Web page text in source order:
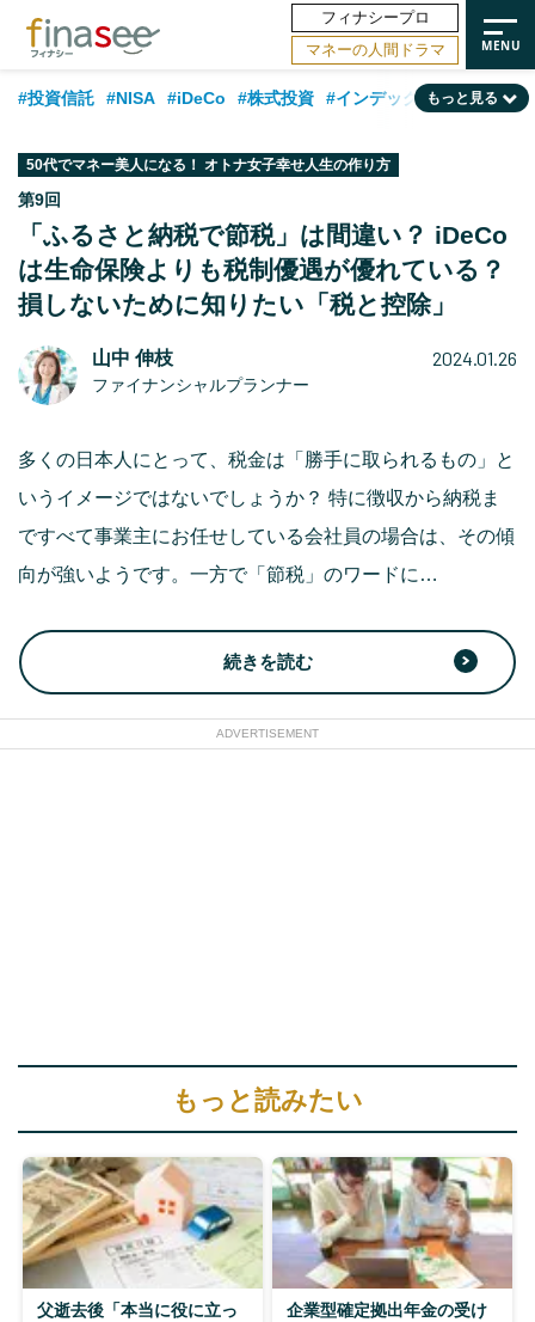
フィナシープロ
マネーの人間ドラマ
#投資信託 #NISA #iDeCo #株式投資 #インデックスファンド
#日本株
#資産運用業界 #老後 #海外事情 #積立投資
#フィナンシャル・ウェルビーイング #データ・調査 #国内株式型
もっと見る
50代でマネー美人になる！ オトナ女子幸せ人生の作り方
第9回
「ふるさと納税で節税」は間違い？ iDeCo
は生命保険よりも税制優遇が優れている？
損しないために知りたい「税と控除」
山中 伸枝
ファイナンシャルプランナー
2024.01.26
多くの日本人にとって、税金は「勝手に取られるもの」と
いうイメージではないでしょうか？ 特に徴収から納税ま
ですべて事業主にお任せしている会社員の場合は、その傾
向が強いようです。一方で「節税」のワードに…
続きを読む
ADVERTISEMENT
もっと読みたい
父逝去後「本当に役に立っ
企業型確定拠出年金の受け